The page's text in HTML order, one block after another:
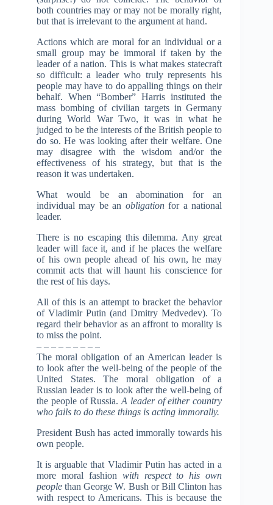
both countries may or may not be morally right,
but that is irrelevant to the argument at hand.
Actions which are moral for an individual or a
small group may be immoral if taken by the
leader of a nation. This is what makes statecraft
so difficult: a leader who truly represents his
people may have to do appalling things on their
behalf. When “Bomber” Harris instituted the
mass bombing of civilian targets in Germany
during World War Two, it was in what he
judged to be the interests of the British people to
do so. He was looking after their welfare. One
may disagree with the wisdom and/or the
effectiveness of his strategy, but that is the
reason it was undertaken.
What would be an abomination for an
individual may be an obligationfor a national
leader.
There is no escaping this dilemma. Any great
leader will face it, and if he places the welfare
of his own people ahead of his own, he may
commit acts that will haunt his conscience for
the rest of his days.
All of this is an attempt to bracket the behavior
of Vladimir Putin (and Dmitry Medvedev). To
regard their behavior as an affront to morality is
to miss the point.
– – – – – – – – –
The moral obligation of an American leader is
to look after the well-being of the people of the
United States. The moral obligation of a
Russian leader is to look after the well-being of
the people of Russia.A leader of either country
who fails to do these things is acting immorally.
President Bush has acted immorally towards his
own people.
It is arguable that Vladimir Putin has acted in a
more moral fashion with respect to his own
people than George W. Bush or Bill Clinton has
with respect to Americans. This is because the